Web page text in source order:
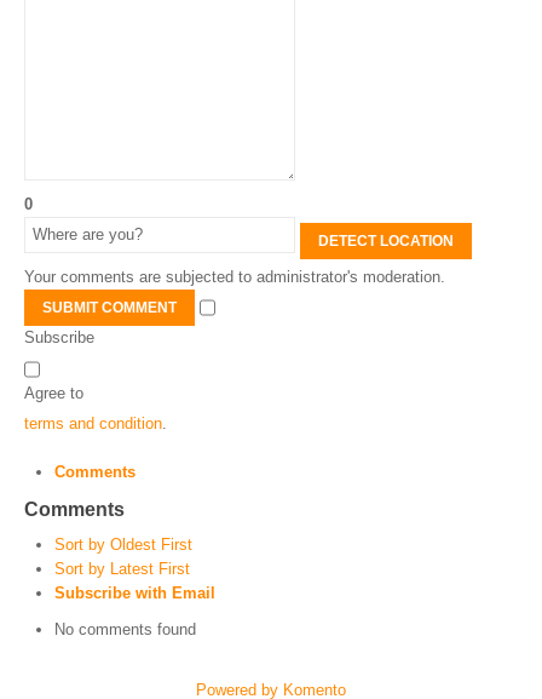
0
DETECT LOCATION
Your comments are subjected to administrator's moderation.
SUBMIT COMMENT
Subscribe
Agree to
terms and condition
Comments
Comments
Sort by Oldest First
Sort by Latest First
Subscribe with Email
No comments found
Powered by Komento